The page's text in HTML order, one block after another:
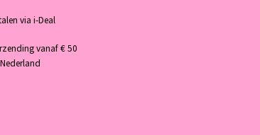
via i-Deal
vanaf € 50